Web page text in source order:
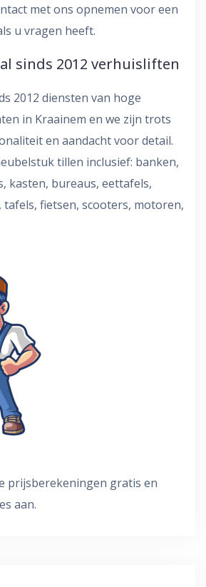
met ons opnemen voor een
u vragen heeft.
sinds 2012 verhuisliften
2012 diensten van hoge
in Kraainem en we zijn trots
en aandacht voor detail.
tillen inclusief: banken,
kasten, bureaus, eettafels,
fietsen, scooters, motoren,
prijsberekeningen gratis en
aan.